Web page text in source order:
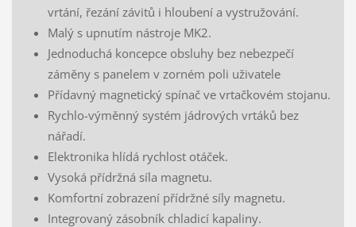
vrtání, řezání závitů i hloubení a vystružování.
Malý s upnutím nástroje MK2.
Jednoduchá koncepce obsluhy bez nebezpečí
záměny s panelem v zorném poli uživatele
Přídavný magnetický spínač ve vrtačkovém stojanu.
Rychlo-výměnný systém jádrových vrtáků bez
nářadí.
Elektronika hlídá rychlost otáček.
Vysoká přídržná síla magnetu.
Komfortní zobrazení přídržné síly magnetu.
Integrovaný zásobník chladicí kapaliny.